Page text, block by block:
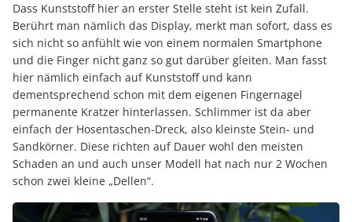
Dass Kunststoff hier an erster Stelle steht ist kein Zufall.
Berührt man nämlich das Display, merkt man sofort, dass es
sich nicht so anfühlt wie von einem normalen Smartphone
und die Finger nicht ganz so gut darüber gleiten. Man fasst
hier nämlich einfach auf Kunststoff und kann
dementsprechend schon mit dem eigenen Fingernagel
permanente Kratzer hinterlassen. Schlimmer ist da aber
einfach der Hosentaschen-Dreck, also kleinste Stein- und
Sandkörner. Diese richten auf Dauer wohl den meisten
Schaden an und auch unser Modell hat nach nur 2 Wochen
schon zwei kleine „Dellen“.